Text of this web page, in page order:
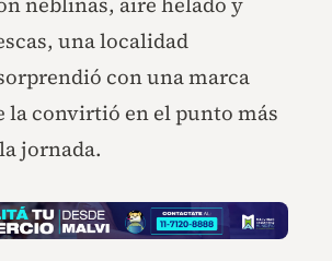
una localidad
con una marca
la convirtió en el punto más
jornada.